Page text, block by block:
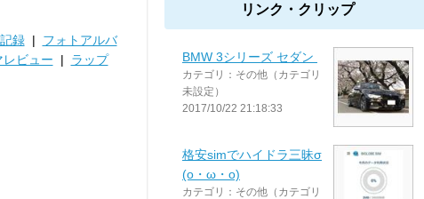
録| フォトアルバ
レビュー | ラップ
リンク・クリップ
BMW 3シリーズ セダン
カテゴリ：その他（カテゴリ
未設定）
2017/10/22 21:18:33
格安simでハイドラ三昧σ
(o・ω・o)
カテゴリ：その他（カテゴリ